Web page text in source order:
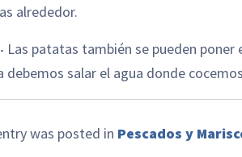
alrededor.
Las patatas también se pueden
debemos salar el agua donde
was posted in Pescados y